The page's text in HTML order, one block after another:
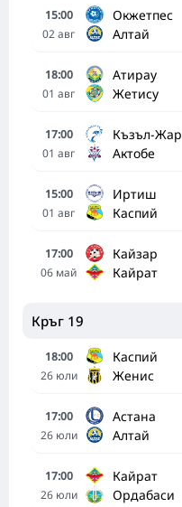
15:00
02авг
Окжетпес
Алтай
18:00
01 авг
Атирау
Жетису
17:00
01 авг
Къзъл-Жар
Актобе
15:00
01 авг
Иртиш
Каспий
17:00
06 май
Кайзар
Кайрат
Кръг 19
18:00
26 юли
Каспий
Женис
17:00
26 юли
Астана
Алтай
17:00
26 юли
Кайрат
Ордабаси